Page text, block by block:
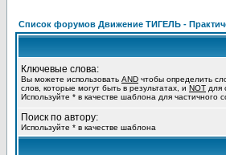
Список форумов Движение ТИГЕЛЬ -
Ключевые слова:
Вы можете использовать AND чтобы определить
слов, которые могут быть в результатах, и NOT для
Используйте * в качестве шаблона для частичного
Поиск по автору:
Используйте * в качестве шаблона